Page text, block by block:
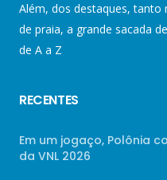
Além, dos destaques, tanto
de praia, a grande sacada
de A a Z
RECENTES
Em um jogaço, Polônia
da VNL 2026